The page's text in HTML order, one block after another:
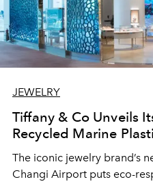
JEWELRY
Tiffany & Co Unveils
Recycled Marine
The iconic jewelry brand’s
Changi Airport puts eco-